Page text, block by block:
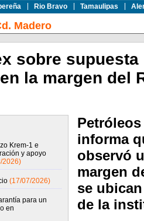
Rio Bravo Tamaulipas
Madero
sobre
la margen del
Krem-1 e
y apoyo
2026)
(17/07/2026)
para un
en
informa
observó
margen
se
de la